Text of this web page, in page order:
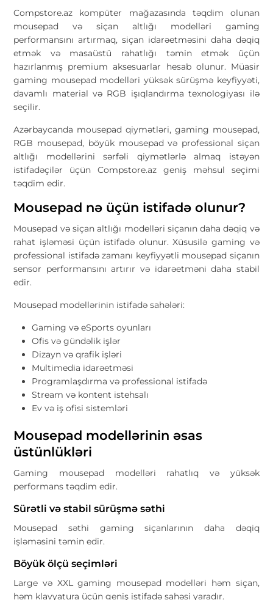
Compstore.az kompüter mağazasında təqdim olunan
mousepad və siçan altlığı modelləri gaming
performansını artırmaq, siçan idarəetməsini daha dəqiq
etmək və masaüstü rahatlığı təmin etmək üçün
hazırlanmış premium aksesuarlar hesab olunur. Müasir
gaming mousepad modelləri yüksək sürüşmə keyfiyyəti,
davamlı material və RGB işıqlandırma texnologiyası ilə
seçilir.
Azərbaycanda mousepad qiymətləri, gaming mousepad,
RGB mousepad, böyük mousepad və professional siçan
altlığı modellərini sərfəli qiymətlərlə almaq istəyən
istifadəçilər üçün Compstore.az geniş məhsul seçimi
təqdim edir.
Mousepad nə üçün istifadə olunur?
Mousepad və siçan altlığı modelləri siçanın daha dəqiq və
rahat işləməsi üçün istifadə olunur. Xüsusilə gaming və
professional istifadə zamanı keyfiyyətli mousepad siçanın
sensor performansını artırır və idarəetməni daha stabil
edir.
Mousepad modellərinin istifadə sahələri:
Gaming və eSports oyunları
Ofis və gündəlik işlər
Dizayn və qrafik işləri
Multimedia idarəetməsi
Programlaşdırma və professional istifadə
Stream və kontent istehsalı
Ev və iş ofisi sistemləri
Mousepad modellərinin əsas
üstünlükləri
Gaming mousepad modelləri rahatlıq və yüksək
performans təqdim edir.
Sürətli və stabil sürüşmə səthi
Mousepad səthi gaming siçanlarının daha dəqiq
işləməsini təmin edir.
Böyük ölçü seçimləri
Large və XXL gaming mousepad modelləri həm siçan,
həm klavyatura üçün geniş istifadə sahəsi yaradır.